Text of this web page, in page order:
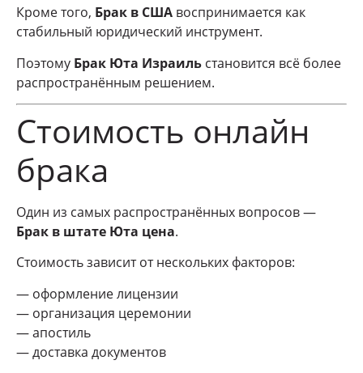
Кроме того, Брак в США воспринимается как
стабильный юридический инструмент.
Поэтому Брак Юта Израиль становится всё более
распространённым решением.
Стоимость онлайн
брака
Один из самых распространённых вопросов —
Брак в штате Юта цена.
Стоимость зависит от нескольких факторов:
— оформление лицензии
— организация церемонии
— апостиль
— доставка документов